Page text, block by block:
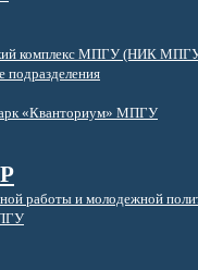
комплекс МПГУ (НИК
подразделения
«Кванториум» МПГУ
работы и молодежной